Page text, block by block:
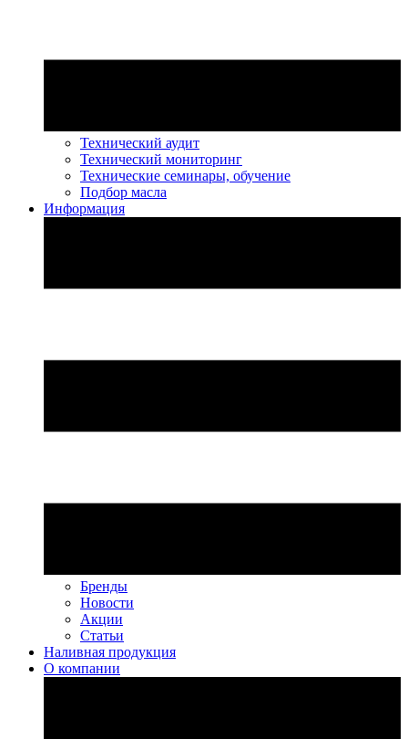
Технический аудит
Технический мониторинг
Технические семинары, обучение
Подбор масла
Информация
Бренды
Новости
Акции
Статьи
Наливная продукция
О компании